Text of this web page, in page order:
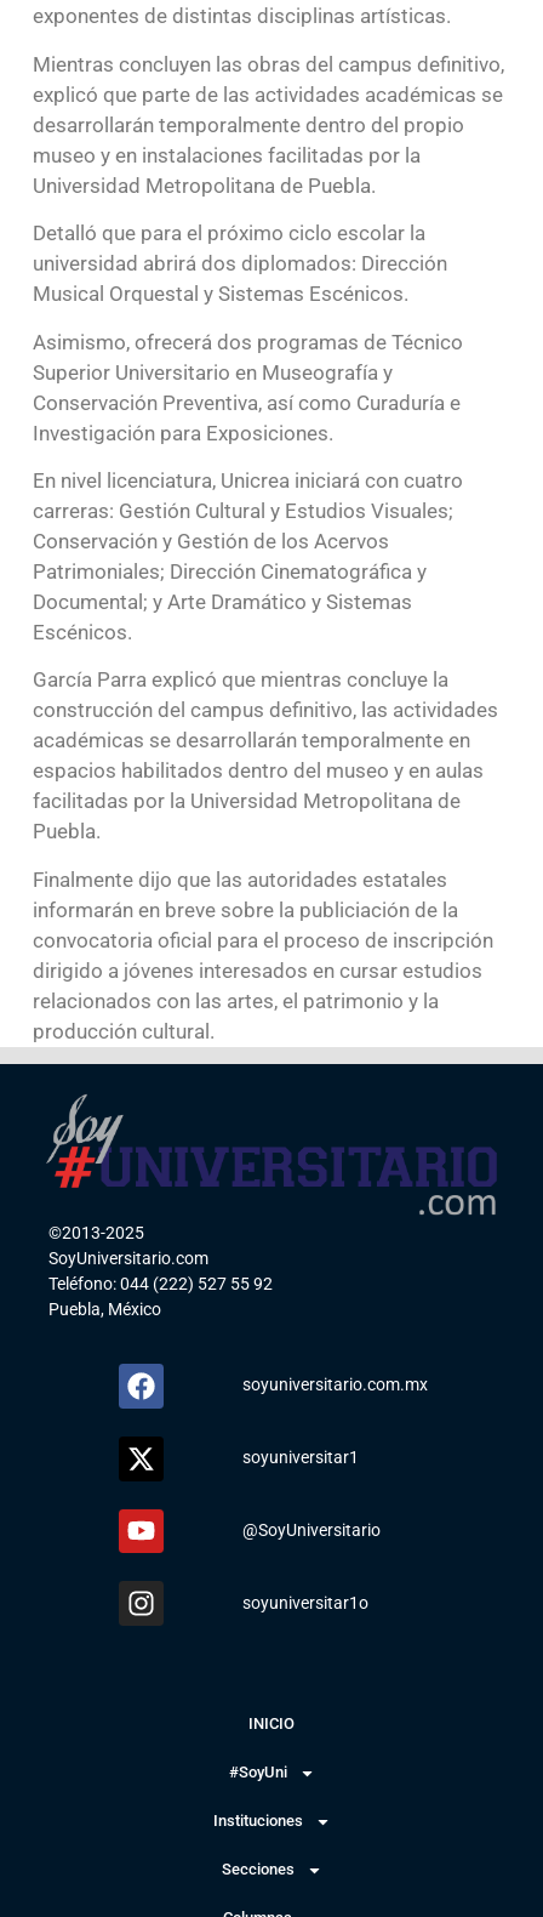
exponentes de distintas disciplinas artísticas.
Mientras concluyen las obras del campus definitivo,
explicó que parte de las actividades académicas se
desarrollarán temporalmente dentro del propio
museo y en instalaciones facilitadas por la
Universidad Metropolitana de Puebla.
Detalló que para el próximo ciclo escolar la
universidad abrirá dos diplomados: Dirección
Musical Orquestal y Sistemas Escénicos.
Asimismo, ofrecerá dos programas de Técnico
Superior Universitario en Museografía y
Conservación Preventiva, así como Curaduría e
Investigación para Exposiciones.
En nivel licenciatura, Unicrea iniciará con cuatro
carreras: Gestión Cultural y Estudios Visuales;
Conservación y Gestión de los Acervos
Patrimoniales; Dirección Cinematográfica y
Documental; y Arte Dramático y Sistemas
Escénicos.
García Parra explicó que mientras concluye la
construcción del campus definitivo, las actividades
académicas se desarrollarán temporalmente en
espacios habilitados dentro del museo y en aulas
facilitadas por la Universidad Metropolitana de
Puebla.
Finalmente dijo que las autoridades estatales
informarán en breve sobre la publiciación de la
convocatoria oficial para el proceso de inscripción
dirigido a jóvenes interesados en cursar estudios
relacionados con las artes, el patrimonio y la
producción cultural.
©2013-2025
SoyUniversitario.com
Teléfono: 044 (222) 527 55 92
Puebla, México
soyuniversitario.com.mx
soyuniversitar1
@SoyUniversitario
soyuniversitar1o
INICIO
#SoyUni
Instituciones
Secciones